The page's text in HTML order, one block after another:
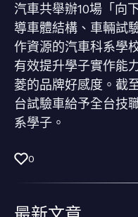
汽車共舉辦10場「向
導車體結構、車輛試
作資源的汽車科系學
有效提升學子實作能
菱的品牌好感度。截
台試驗車給予全台技
系學子。
0